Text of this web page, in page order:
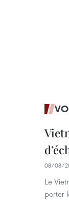
08/08/
Le
porter